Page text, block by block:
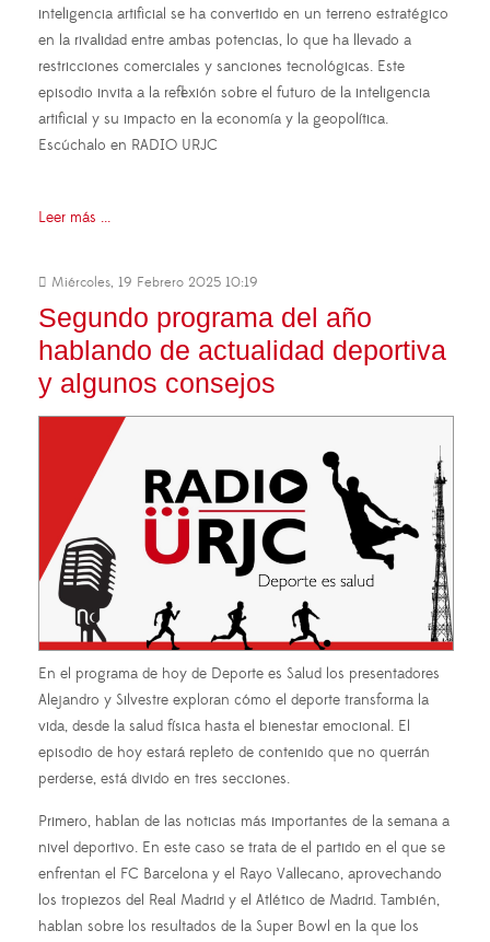
inteligencia artificial se ha convertido en un terreno estratégico
en la rivalidad entre ambas potencias, lo que ha llevado a
restricciones comerciales y sanciones tecnológicas. Este
episodio invita a la reflexión sobre el futuro de la inteligencia
artificial y su impacto en la economía y la geopolítica.
Escúchalo en RADIO URJC
Leer más ...
Miércoles, 19 Febrero 2025 10:19
Segundo programa del año
hablando de actualidad deportiva
y algunos consejos
En el programa de hoy de Deporte es Salud los presentadores
Alejandro y Silvestre exploran cómo el deporte transforma la
vida, desde la salud física hasta el bienestar emocional. El
episodio de hoy estará repleto de contenido que no querrán
perderse, está divido en tres secciones.
Primero, hablan de las noticias más importantes de la semana a
nivel deportivo. En este caso se trata de el partido en el que se
enfrentan el FC Barcelona y el Rayo Vallecano, aprovechando
los tropiezos del Real Madrid y el Atlético de Madrid. También,
hablan sobre los resultados de la Super Bowl en la que los